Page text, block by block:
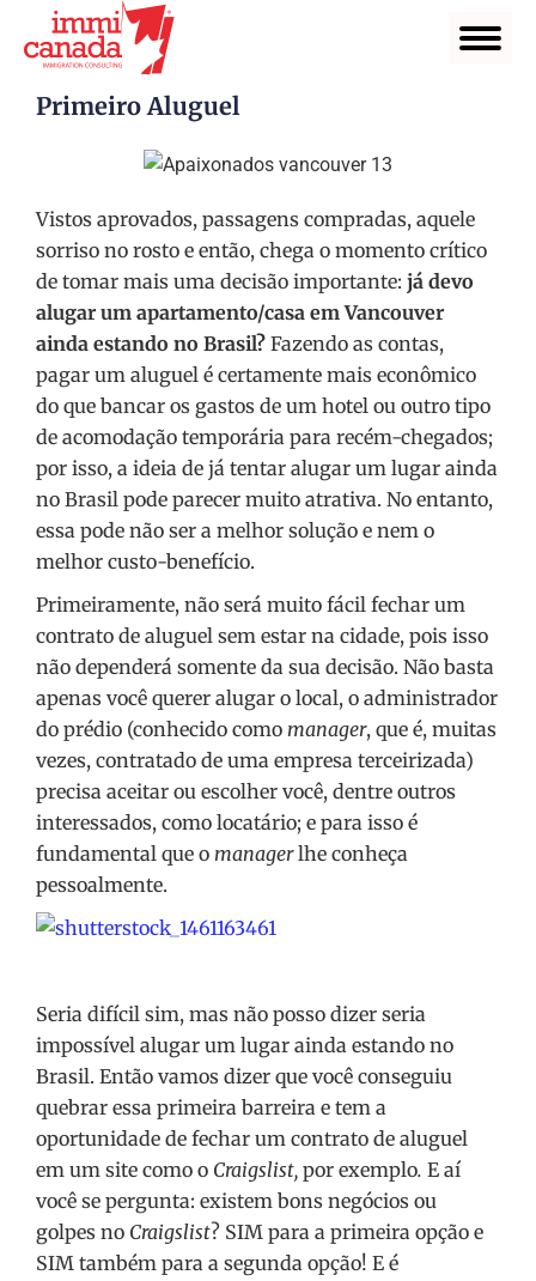
Primeiro Aluguel
Vistos aprovados, passagens compradas, aquele
sorriso no rosto e então, chega o momento crítico
de tomar mais uma decisão importante: já devo
alugar um apartamento/casa em Vancouver
ainda estando no Brasil? Fazendo as contas,
pagar um aluguel é certamente mais econômico
do que bancar os gastos de um hotel ou outro tipo
de acomodação temporária para recém-chegados;
por isso, a ideia de já tentar alugar um lugar ainda
no Brasil pode parecer muito atrativa. No entanto,
essa pode não ser a melhor solução e nem o
melhor custo-benefício.
Primeiramente, não será muito fácil fechar um
contrato de aluguel sem estar na cidade, pois isso
não dependerá somente da sua decisão. Não basta
apenas você querer alugar o local, o administrador
do prédio (conhecido como manager, que é, muitas
vezes, contratado de uma empresa terceirizada)
precisa aceitar ou escolher você, dentre outros
interessados, como locatário; e para isso é
fundamental que o managerlhe conheça
pessoalmente.
Seria difícil sim, mas não posso dizer seria
impossível alugar um lugar ainda estando no
Brasil. Então vamos dizer que você conseguiu
quebrar essa primeira barreira e tem a
oportunidade de fechar um contrato de aluguel
em um site como o Craigslist, por exemplo. E aí
você se pergunta: existem bons negócios ou
golpes no Craigslist? SIM para a primeira opção e
SIM também para a segunda opção! E é